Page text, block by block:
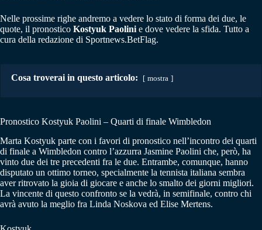
Nelle prossime righe andremo a vedere lo stato di forma dei due, le
quote, il pronostico Kostyuk Paolini e dove vedere la sfida. Tutto a
cura della redazione di Sportnews.BetFlag.
Cosa troverai in questo articolo: mostra
Pronostico Kostyuk Paolini – Quarti di finale Wimbledon
Marta Kostyuk parte con i favori di pronostico nell’incontro dei quarti
di finale a Wimbledon contro l’azzurra Jasmine Paolini che, però, ha
vinto due dei tre precedenti fra le due. Entrambe, comunque, hanno
disputato un ottimo torneo, specialmente la tennista italiana sembra
aver ritrovato la gioia di giocare e anche lo smalto dei giorni migliori.
La vincente di questo confronto se la vedrà, in semifinale, contro chi
avrà avuto la meglio fra Linda Noskova ed Elise Mertens.